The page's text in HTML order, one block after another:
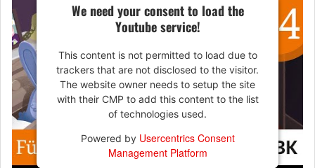
We need your consent to load the
Youtube service!
This content is not permitted to load due to
trackers that are not disclosed to the visitor.
The website owner needs to setup the site
with their CMP to add this content to the list
of technologies used.
Powered by Usercentrics Consent
Management Platform